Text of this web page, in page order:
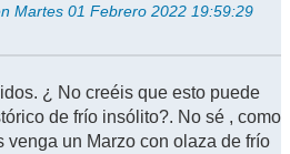
Martes 01 Febrero 2022 19:59:29
¿ No creéis que esto puede
de frío insólito?. No sé , como
venga un Marzo con olaza de frío